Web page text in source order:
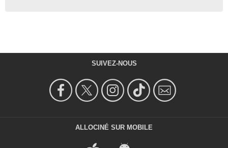
SUIVEZ-NOUS
ALLOCINÉ SUR MOBILE